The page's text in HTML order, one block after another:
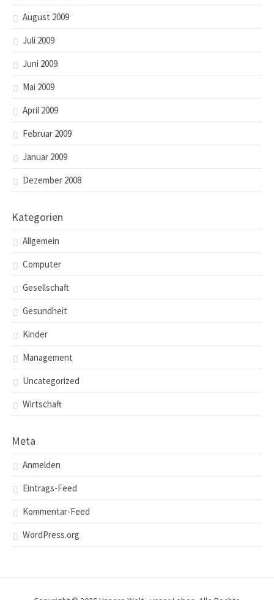
August 2009
Juli 2009
Juni 2009
Mai 2009
April 2009
Februar 2009
Januar 2009
Dezember 2008
Kategorien
Allgemein
Computer
Gesellschaft
Gesundheit
Kinder
Management
Uncategorized
Wirtschaft
Meta
Anmelden
Eintrags-Feed
Kommentar-Feed
WordPress.org